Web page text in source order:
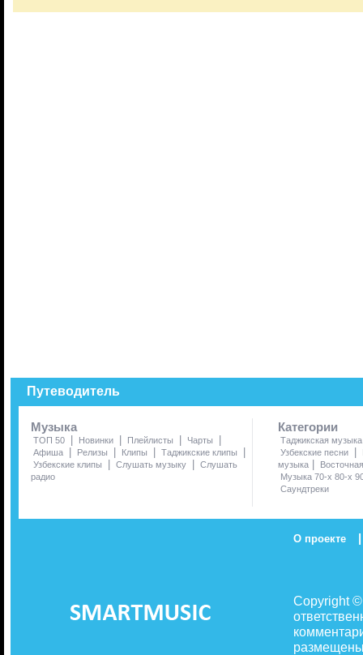
Путеводитель
Музыка
ТОП 50 | Новинки | Плейлисты | Чарты |
Афиша | Релизы | Клипы | Таджикские клипы |
Узбекские клипы | Слушать музыку | Слушать
радио
Категории
Таджикская музыка
Узбекские песни
|
музыка |
Музыка 70-х 80-х
Саундтреки
О проекте |
Copyright
размещены